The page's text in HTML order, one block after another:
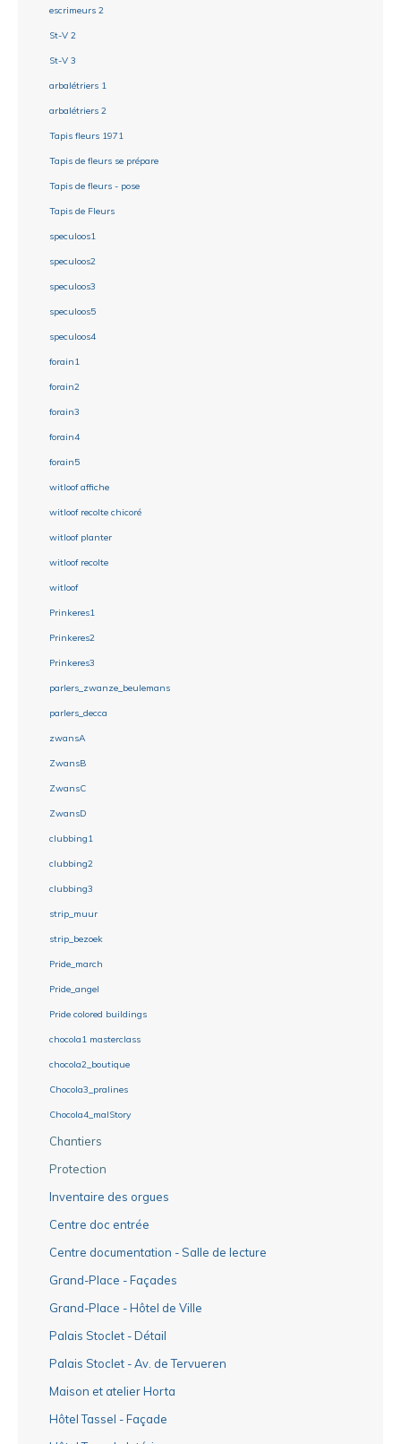
escrimeurs 2
St-V 2
St-V 3
arbalétriers 1
arbalétriers 2
Tapis fleurs 1971
Tapis de fleurs se prépare
Tapis de fleurs - pose
Tapis de Fleurs
speculoos1
speculoos2
speculoos3
speculoos5
speculoos4
forain1
forain2
forain3
forain4
forain5
witloof affiche
witloof recolte chicoré
witloof planter
witloof recolte
witloof
Prinkeres1
Prinkeres2
Prinkeres3
parlers_zwanze_beulemans
parlers_decca
zwansA
ZwansB
ZwansC
ZwansD
clubbing1
clubbing2
clubbing3
strip_muur
strip_bezoek
Pride_march
Pride_angel
Pride colored buildings
chocola1 masterclass
chocola2_boutique
Chocola3_pralines
Chocola4_malStory
Chantiers
Protection
Inventaire des orgues
Centre doc entrée
Centre documentation - Salle de lecture
Grand-Place - Façades
Grand-Place - Hôtel de Ville
Palais Stoclet - Détail
Palais Stoclet - Av. de Tervueren
Maison et atelier Horta
Hôtel Tassel - Façade